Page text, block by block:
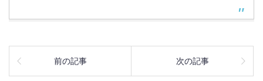
前の記事 次の記事